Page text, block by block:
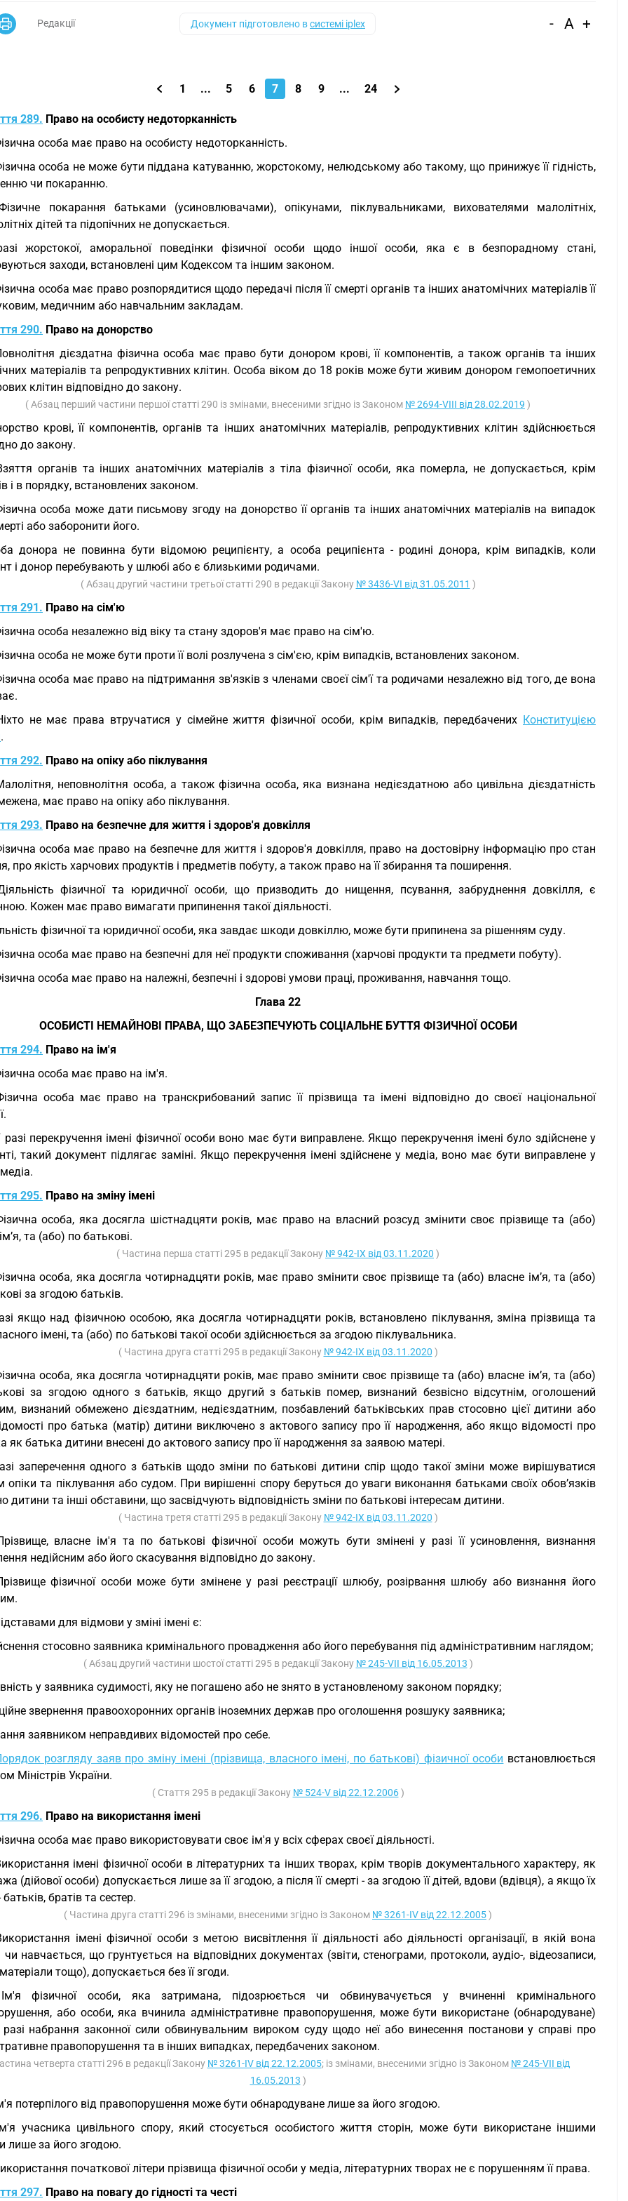
Редакції Документ підготовлено всистемі iplex - A +
1 ... 5 6 7 8 9 ... 24
289. Право на особисту недоторканність
особа має право на особисту недоторканність.
особа не може бути піддана катуванню, жорстокому, нелюдському або такому, що принижує її гідність,
чи покаранню.
покарання батьками (усиновлювачами), опікунами, піклувальниками, вихователями малолітніх,
дітей та підопічних не допускається.
жорстокої, аморальної поведінки фізичної особи щодо іншої особи, яка є в безпорадному стані,
заходи, встановлені цим Кодексом та іншим законом.
особа має право розпорядитися щодо передачі після її смерті органів та інших анатомічних матеріалів її
медичним або навчальним закладам.
290. Право на донорство
дієздатна фізична особа має право бути донором крові, її компонентів, а також органів та інших
матеріалів та репродуктивних клітин. Особа віком до 18 років може бути живим донором гемопоетичних
клітин відповідно до закону.
( Абзац перший частини першої статті 290 із змінами, внесеними згідно із Законом № 2694-VIII від 28.02.2019 )
крові, її компонентів, органів та інших анатомічних матеріалів, репродуктивних клітин здійснюється
до закону.
органів та інших анатомічних матеріалів з тіла фізичної особи, яка померла, не допускається, крім
і в порядку, встановлених законом.
особа може дати письмову згоду на донорство її органів та інших анатомічних матеріалів на випадок
або заборонити його.
донора не повинна бути відомою реципієнту, а особа реципієнта - родині донора, крім випадків, коли
і донор перебувають у шлюбі або є близькими родичами.
( Абзац другий частини третьої статті 290 в редакції Закону № 3436-VI від 31.05.2011 )
291. Право на сім'ю
особа незалежно від віку та стану здоров'я має право на сім'ю.
особа не може бути проти її волі розлучена з сім'єю, крім випадків, встановлених законом.
особа має право на підтримання зв'язків з членами своєї сім'ї та родичами незалежно від того, де вона
не має права втручатися у сімейне життя фізичної особи, крім випадків, передбачених Конституцією
.
292. Право на опіку або піклування
неповнолітня особа, а також фізична особа, яка визнана недієздатною або цивільна дієздатність
має право на опіку або піклування.
293. Право на безпечне для життя і здоров'я довкілля
особа має право на безпечне для життя і здоров'я довкілля, право на достовірну інформацію про стан
про якість харчових продуктів і предметів побуту, а також право на її збирання та поширення.
фізичної та юридичної особи, що призводить до нищення, псування, забруднення довкілля, є
Кожен має право вимагати припинення такої діяльності.
фізичної та юридичної особи, яка завдає шкоди довкіллю, може бути припинена за рішенням суду.
особа має право на безпечні для неї продукти споживання (харчові продукти та предмети побуту).
особа має право на належні, безпечні і здорові умови праці, проживання, навчання тощо.
Глава 22
ОСОБИСТІ НЕМАЙНОВІ ПРАВА, ЩО ЗАБЕЗПЕЧУЮТЬ СОЦІАЛЬНЕ БУТТЯ ФІЗИЧНОЇ ОСОБИ
294. Право на ім'я
особа має право на ім'я.
особа має право на транскрибований запис її прізвища та імені відповідно до своєї національної
перекручення імені фізичної особи воно має бути виправлене. Якщо перекручення імені було здійснене у
такий документ підлягає заміні. Якщо перекручення імені здійснене у медіа, воно має бути виправлене у
295. Право на зміну імені
особа, яка досягла шістнадцяти років, має право на власний розсуд змінити своє прізвище та (або)
та (або) по батькові.
( Частина перша статті 295 в редакції Закону № 942-IX від 03.11.2020 )
особа, яка досягла чотирнадцяти років, має право змінити своє прізвище та (або) власне ім’я, та (або)
за згодою батьків.
якщо над фізичною особою, яка досягла чотирнадцяти років, встановлено піклування, зміна прізвища та
імені, та (або) по батькові такої особи здійснюється за згодою піклувальника.
( Частина друга статті 295 в редакції Закону № 942-IX від 03.11.2020 )
особа, яка досягла чотирнадцяти років, має право змінити своє прізвище та (або) власне ім’я, та (або)
за згодою одного з батьків, якщо другий з батьків помер, визнаний безвісно відсутнім, оголошений
визнаний обмежено дієздатним, недієздатним, позбавлений батьківських прав стосовно цієї дитини або
про батька (матір) дитини виключено з актового запису про її народження, або якщо відомості про
як батька дитини внесені до актового запису про її народження за заявою матері.
заперечення одного з батьків щодо зміни по батькові дитини спір щодо такої зміни може вирішуватися
опіки та піклування або судом. При вирішенні спору беруться до уваги виконання батьками своїх обов’язків
дитини та інші обставини, що засвідчують відповідність зміни по батькові інтересам дитини.
( Частина третя статті 295 в редакції Закону № 942-IX від 03.11.2020 )
власне ім'я та по батькові фізичної особи можуть бути змінені у разі її усиновлення, визнання
недійсним або його скасування відповідно до закону.
фізичної особи може бути змінене у разі реєстрації шлюбу, розірвання шлюбу або визнання його
для відмови у зміні імені є:
стосовно заявника кримінального провадження або його перебування під адміністративним наглядом;
( Абзац другий частини шостої статті 295 в редакції Закону № 245-VII від 16.05.2013 )
у заявника судимості, яку не погашено або не знято в установленому законом порядку;
звернення правоохоронних органів іноземних держав про оголошення розшуку заявника;
заявником неправдивих відомостей про себе.
розгляду заяв про зміну імені (прізвища, власного імені, по батькові) фізичної особи встановлюється
Міністрів України.
( Стаття 295 в редакції Закону № 524-V від 22.12.2006)
296. Право на використання імені
особа має право використовувати своє ім'я у всіх сферах своєї діяльності.
імені фізичної особи в літературних та інших творах, крім творів документального характеру, як
(дійової особи) допускається лише за її згодою, а після її смерті - за згодою її дітей, вдови (вдівця), а якщо їх
братів та сестер.
( Частина друга статті 296 із змінами, внесеними згідно із Законом № 3261-IV від 22.12.2005)
імені фізичної особи з метою висвітлення її діяльності або діяльності організації, в якій вона
навчається, що грунтується на відповідних документах (звіти, стенограми, протоколи, аудіо-, відеозаписи,
матеріали тощо), допускається без її згоди.
фізичної особи, яка затримана, підозрюється чи обвинувачується у вчиненні кримінального
або особи, яка вчинила адміністративне правопорушення, може бути використане (обнародуване)
набрання законної сили обвинувальним вироком суду щодо неї або винесення постанови у справі про
правопорушення та в інших випадках, передбачених законом.
четверта статті 296 в редакції Закону № 3261-IV від 22.12.2005; із змінами, внесеними згідно із Законом № 245-VII від
16.05.2013 )
потерпілого від правопорушення може бути обнародуване лише за його згодою.
учасника цивільного спору, який стосується особистого життя сторін, може бути використане іншими
лише за його згодою.
початкової літери прізвища фізичної особи у медіа, літературних творах не є порушенням її права.
297. Право на повагу до гідності та честі